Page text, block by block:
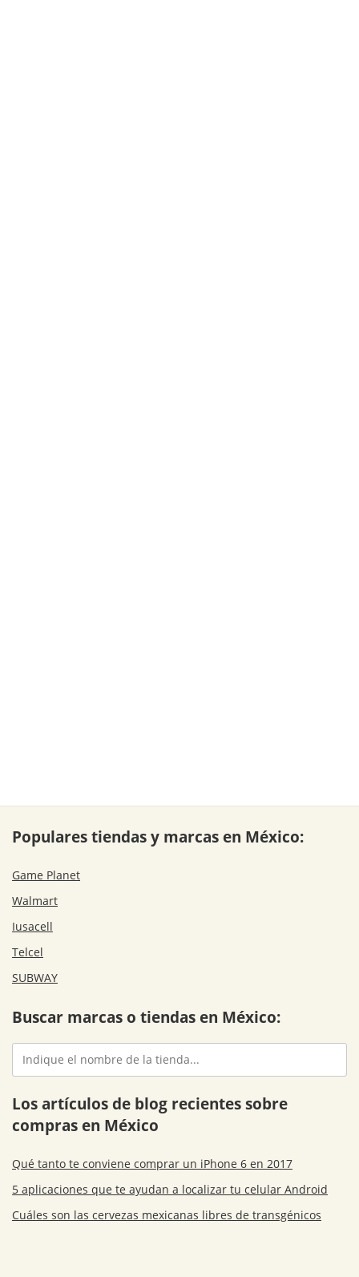
Populares tiendas y marcas en México:
Game Planet
Walmart
Iusacell
Telcel
SUBWAY
Buscar marcas o tiendas en México:
Los artículos de blog recientes sobre
compras en México
Qué tanto te conviene comprar un iPhone 6 en 2017
5 aplicaciones que te ayudan a localizar tu celular Android
Cuáles son las cervezas mexicanas libres de transgénicos